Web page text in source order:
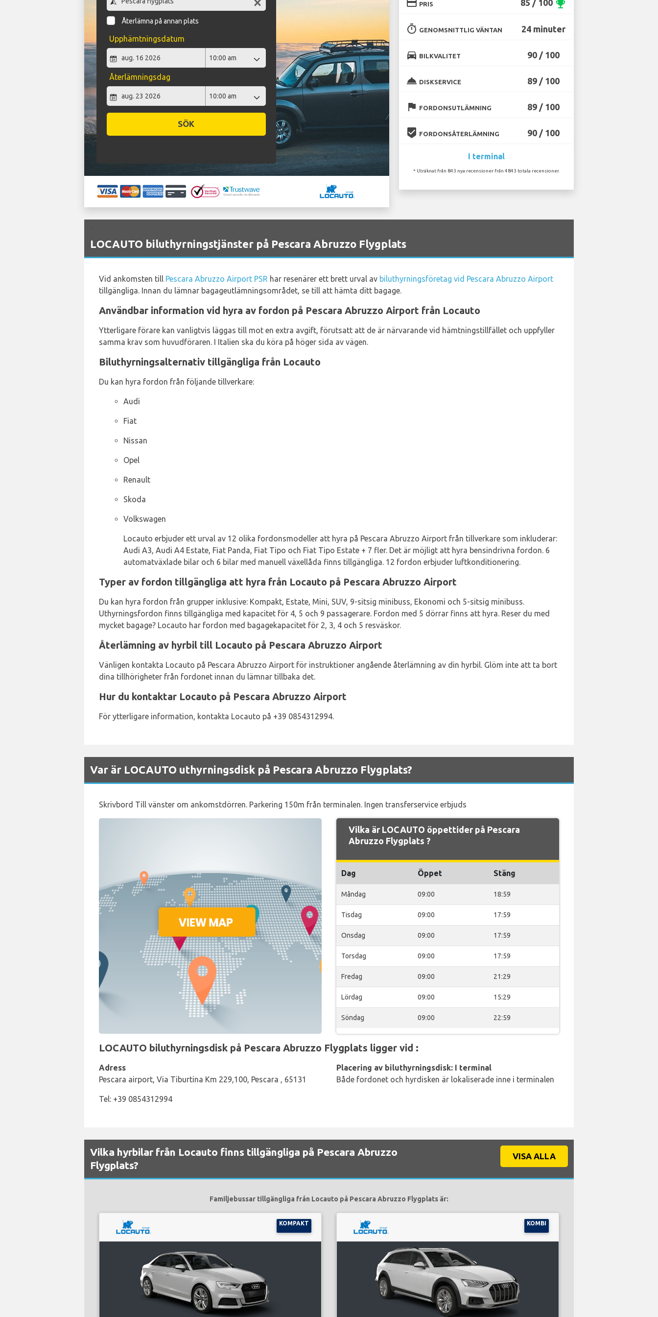
Återlämna på annan plats
Upphämtningsdatum
Återlämningsdag
SÖK
credit_card PRIS 85 / 100 emoji_events
timer GENOMSNITTLIG VÄNTAN 24 minuter
directions_car BILKVALITET 90 / 100
room_service DISKSERVICE 89 / 100
flag FORDONSUTLÄMNING 89 / 100
beenhere FORDONSÅTERLÄMNING 90 / 100
I terminal
* Uträknat från 843 nya recensioner från 4843 totala recensioner.
LOCAUTO biluthyrningstjänster på Pescara Abruzzo Flygplats
Vid ankomsten till Pescara Abruzzo Airport PSR har resenärer ett brett urval av biluthyrningsföretag vid Pescara Abruzzo Airport
tillgängliga. Innan du lämnar bagageutlämningsområdet, se till att hämta ditt bagage.
Användbar information vid hyra av fordon på Pescara Abruzzo Airport från Locauto
Ytterligare förare kan vanligtvis läggas till mot en extra avgift, förutsatt att de är närvarande vid hämtningstillfället och uppfyller
samma krav som huvudföraren. I Italien ska du köra på höger sida av vägen.
Biluthyrningsalternativ tillgängliga från Locauto
Du kan hyra fordon från följande tillverkare:
Audi
Fiat
Nissan
Opel
Renault
Skoda
Volkswagen
Locauto erbjuder ett urval av 12 olika fordonsmodeller att hyra på Pescara Abruzzo Airport från tillverkare som inkluderar:
Audi A3, Audi A4 Estate, Fiat Panda, Fiat Tipo och Fiat Tipo Estate + 7 fler. Det är möjligt att hyra bensindrivna fordon. 6
automatväxlade bilar och 6 bilar med manuell växellåda finns tillgängliga. 12 fordon erbjuder luftkonditionering.
Typer av fordon tillgängliga att hyra från Locauto på Pescara Abruzzo Airport
Du kan hyra fordon från grupper inklusive: Kompakt, Estate, Mini, SUV, 9-sitsig minibuss, Ekonomi och 5-sitsig minibuss.
Uthyrningsfordon finns tillgängliga med kapacitet för 4, 5 och 9 passagerare. Fordon med 5 dörrar finns att hyra. Reser du med
mycket bagage? Locauto har fordon med bagagekapacitet för 2, 3, 4 och 5 resväskor.
Återlämning av hyrbil till Locauto på Pescara Abruzzo Airport
Vänligen kontakta Locauto på Pescara Abruzzo Airport för instruktioner angående återlämning av din hyrbil. Glöm inte att ta bort
dina tillhörigheter från fordonet innan du lämnar tillbaka det.
Hur du kontaktar Locauto på Pescara Abruzzo Airport
För ytterligare information, kontakta Locauto på +39 0854312994.
Var är LOCAUTO uthyrningsdisk på Pescara Abruzzo Flygplats?
Skrivbord Till vänster om ankomstdörren. Parkering 150m från terminalen. Ingen transferservice erbjuds
Vilka är LOCAUTO öppettider på Pescara
Abruzzo Flygplats ?
Dag Öppet Stäng
Måndag 09:00 18:59
Tisdag 09:00 17:59
Onsdag 09:00 17:59
Torsdag 09:00 17:59
Fredag 09:00 21:29
Lördag 09:00 15:29
Söndag 09:00 22:59
LOCAUTO biluthyrningsdisk på Pescara Abruzzo Flygplats ligger vid :
Adress
Pescara airport, Via Tiburtina Km 229,100, Pescara , 65131
Tel: +39 0854312994
Placering av biluthyrningsdisk: I terminal
Både fordonet och hyrdisken är lokaliserade inne i terminalen
Vilka hyrbilar från Locauto finns tillgängliga på Pescara Abruzzo
Flygplats?
VISA ALLA
Familjebussar tillgängliga från Locauto på Pescara Abruzzo Flygplats är:
KOMPAKT KOMBI